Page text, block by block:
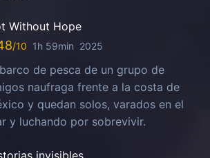
Without Hope
1h 59min 2025
de pesca de un grupo de
naufraga frente a la costa de
y quedan solos, varados en el
y luchando por sobrevivir.